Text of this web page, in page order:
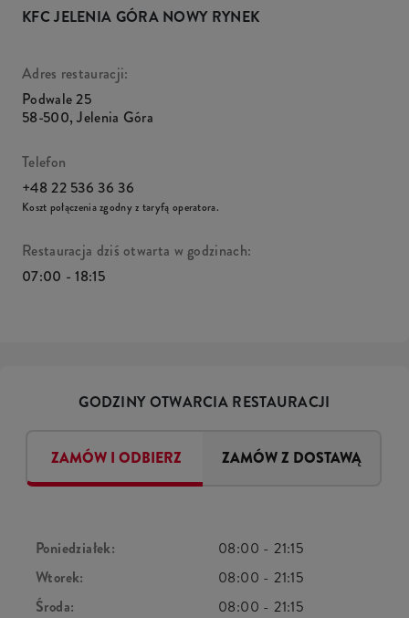
KFC JELENIA GÓRA NOWY RYNEK
Adres restauracji:
Podwale 25
58-500,Jelenia Góra
Telefon
+48 22 536 36 36
Koszt połączenia zgodny z taryfą operatora.
Restauracja dziś otwarta w godzinach:
07:00 - 18:15
GODZINY OTWARCIA RESTAURACJI
ZAMÓW I ODBIERZ ZAMÓW Z DOSTAWĄ
Poniedziałek: 08:00 -21:15
Wtorek:
08:00 -21:15
Środa:
08:00 -21:15